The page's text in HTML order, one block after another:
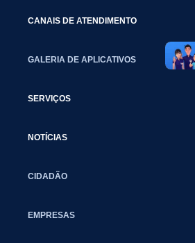
CANAIS DE ATENDIMENTO
GALERIA DE APLICATIVOS
SERVIÇOS
NOTÍCIAS
CIDADÃO
EMPRESAS